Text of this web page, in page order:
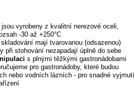
jsou vyrobeny z kvalitní nerezové oceli,
-30 až +250°C
mají tvarovanou (odsazenou)
při stohovánínezapadají úplně do sebe
s plnými těžkými gastronádobami
pro gastronádoby, které budou
nebo vodních lázních - pro snadné vyjmutí